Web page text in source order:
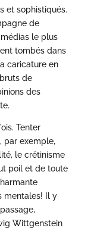
et sophistiqués.
de
le plus
tombés dans
caricature en
de
des
Tenter
par exemple,
le crétinisme
poil et de toute
mentales! Il y
Wittgenstein